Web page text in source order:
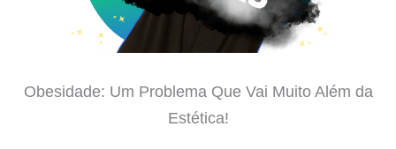
Obesidade: Um Problema Que Vai Muito Além da
Estética!